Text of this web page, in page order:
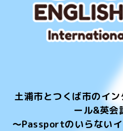
土浦市とつくば市のイ
ール&英会
～Passportのいらない